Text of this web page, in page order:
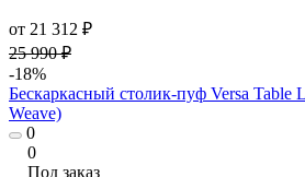
от 21 312 ₽
25 990 ₽
-18%
Бескаркасный столик-пуф Versa Table
Weave)
0
0
Под заказ